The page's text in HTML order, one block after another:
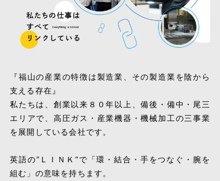
『福山の産業の特徴は製造業、その製造業を陰から
支える存在』
私たちは、創業以来８０年以上、備後・備中・尾三
エリアで、高圧ガス・産業機器・機械加工の三事業
を展開している会社です。
英語の”ＬＩＮＫ“で「環・結合・手をつなぐ・腕を
組む」の意味を持ちます。